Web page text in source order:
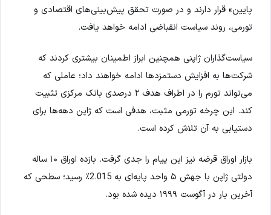
پایین» قرار دارند و در صورت تحقق پیش‌بینی‌های اقتصادی و
تورمی، روند سیاست انقباضی ادامه خواهد یافت.
سیاست‌گذاران ژاپنی همچنین ابراز اطمینان بیشتری کردند که
شرکت‌ها به افزایش دستمزدها ادامه خواهند داد؛ عاملی که
می‌تواند تورم را در اطراف هدف ۲ درصدی بانک مرکزی تثبیت
کند. این چرخه تورمی مثبت، هدفی است که ژاپن دهه‌ها برای
دستیابی به آن تلاش کرده است.
بازار اوراق قرضه نیز این پیام را جدی گرفت. بازده اوراق ۱۰ ساله
دولتی ژاپن با جهش ۵ واحد پایه‌ای به 2.015٪ رسید؛ سطحی که
آخرین بار در آگوست ۱۹۹۹ دیده شده بود.